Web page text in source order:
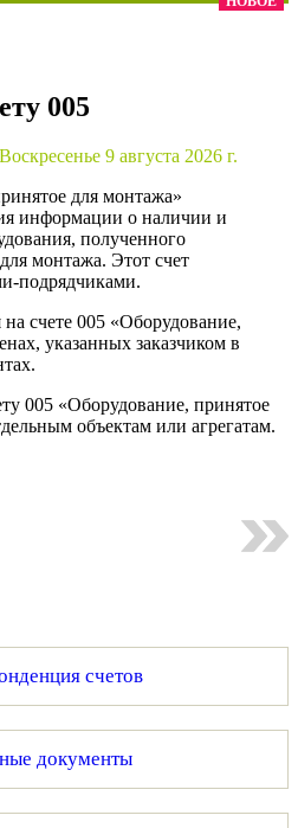
бухгалтера»
бухгалтера»
политика» и «Алгоритмы для
и мы вышлем вам на почту
005
Воскресенье 9 августа 2026 г.
для монтажа»
информации о наличии и
полученного
монтажа. Этот счет
подрядчиками.
счете 005 «Оборудование,
указанных заказчиком в
005 «Оборудование, принятое
объектам или агрегатам.
счетов
документы